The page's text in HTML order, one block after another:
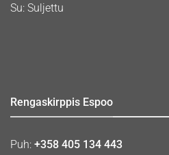
Su: Suljettu
Rengaskirppis Espoo
Puh: +358 405 134 443